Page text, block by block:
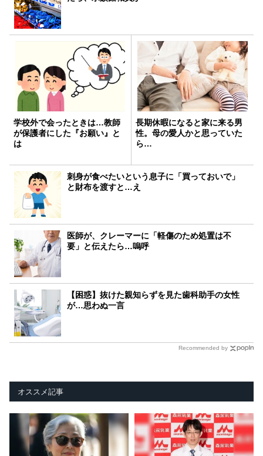
学校外で会ったときは…教師
が保護者にした『お願い』と
は
長期休暇になると家に来る男
性。母の愛人かと思っていた
ら…
刺身が食べたいという息子に「買っておいで」
と財布を渡すと…え
医師が、クレーマーに「軽傷のため処置は不
要」と伝えたら…嗚呼
【困惑】抜けた親知らずを見た歯科助手の女性
が…思わぬ一言
Recommended by
オススメ記事